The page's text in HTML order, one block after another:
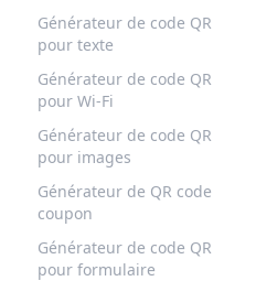
Générateur de code QR
pour texte
Générateur de code QR
pour Wi-Fi
Générateur de code QR
pour images
Générateur de QR code
coupon
Générateur de code QR
pour formulaire